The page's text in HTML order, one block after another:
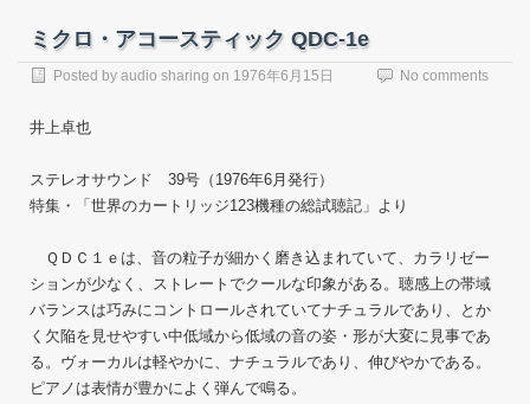
ミクロ・アコースティック QDC-1e
Posted by audio sharing on 1976年6月15日 No comments
井上卓也
ステレオサウンド 39号（1976年6月発行）
特集・「世界のカートリッジ123機種の総試聴記」より
ＱＤＣ１ｅは、音の粒子が細かく磨き込まれていて、カラリゼー
ションが少なく、ストレートでクールな印象がある。聴感上の帯域
バランスは巧みにコントロールされていてナチュラルであり、とか
く欠陥を見せやすい中低域から低域の音の姿・形が大変に見事であ
る。ヴォーカルは軽やかに、ナチュラルであり、伸びやかである。
ピアノは表情が豊かによく弾んで鳴る。